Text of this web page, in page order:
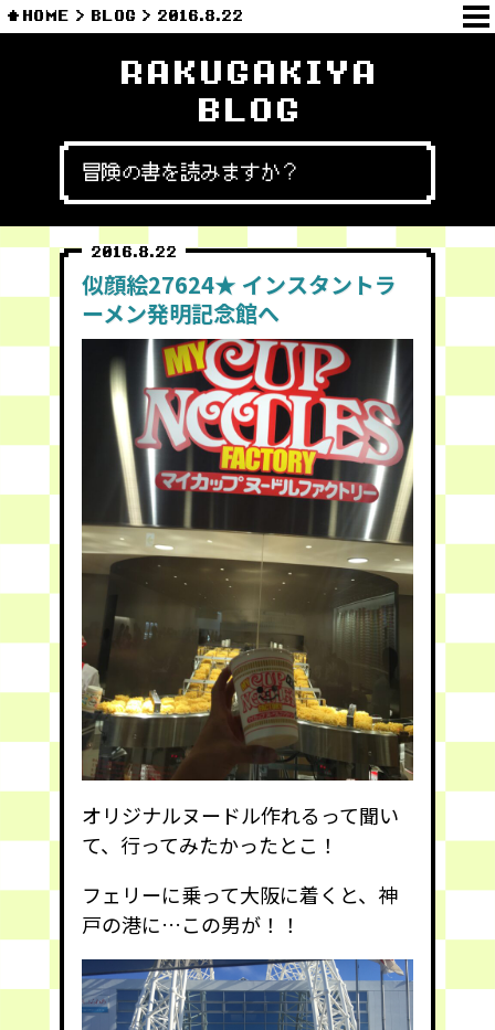
HOME BLOG 2016.8.22
RAKUGAKIYA
BLOG
冒険の書を読みますか？
2016.8.22
似顔絵27624★ インスタントラ
ーメン発明記念館へ
オリジナルヌードル作れるって聞い
て、行ってみたかったとこ！
フェリーに乗って大阪に着くと、神
戸の港に…この男が！！